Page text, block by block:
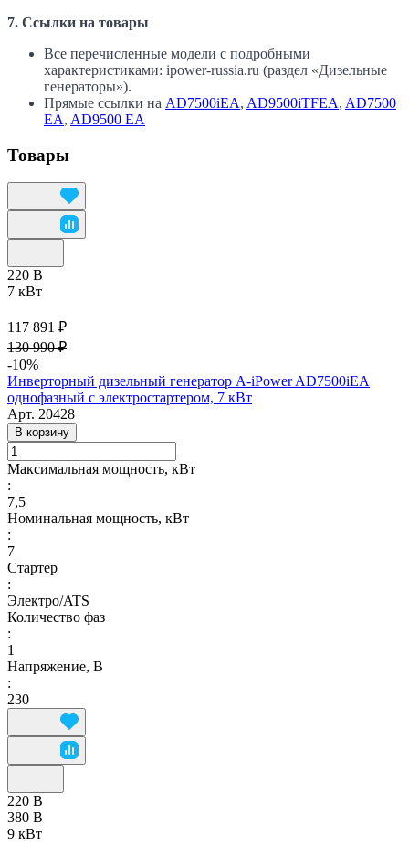
7. Ссылки на товары
Все перечисленные модели с подробными
характеристиками: ipower-russia.ru (раздел «Дизельные
генераторы»).
Прямые ссылки на AD7500iEA, AD9500iTFEA, AD7500
EA, AD9500 EA
Товары
220 В
7 кВт
117 891 ₽
130 990 ₽
-10%
Инверторный дизельный генератор A-iPower AD7500iEA
однофазный с электростартером, 7 кВт
Арт. 20428
В корзину
Максимальная мощность, кВт
:
7,5
Номинальная мощность, кВт
:
7
Стартер
:
Электро/ATS
Количество фаз
:
1
Напряжение, В
:
230
220 В
380 В
9 кВт